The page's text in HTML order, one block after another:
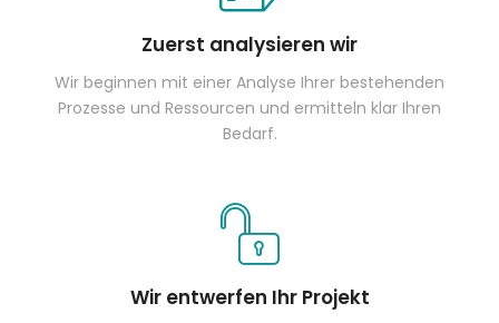
Zuerst analysieren wir
Wir beginnen mit einer Analyse Ihrer bestehenden
Prozesse und Ressourcen und ermitteln klar Ihren
Bedarf.
Wir entwerfen Ihr Projekt